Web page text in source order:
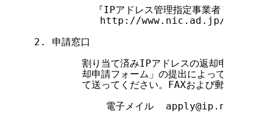
          『IPアドレス管理指定事業者リスト』
http://www.nic.ad.jp/jp/
2. 申請窓口
割り当て済みIPアドレスの返却申請は、
却申請フォーム」の提出によって行われま
て送ってください。FAXおよび郵送での申
電子メイル